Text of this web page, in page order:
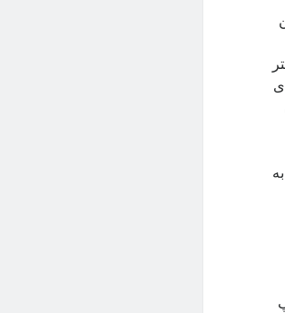
دارای آینه اصلی به قطر ۱.۲ متر